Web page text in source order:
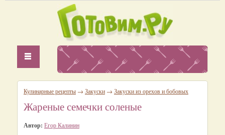
Кулинарные рецепты → Закуски → Закуски из орехов и бобовых
Жареные семечки соленые
Автор: Егор Калинин